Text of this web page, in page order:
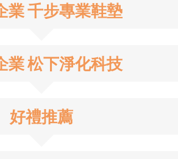
業 千步專業鞋墊
業 松下淨化科技
好禮推薦